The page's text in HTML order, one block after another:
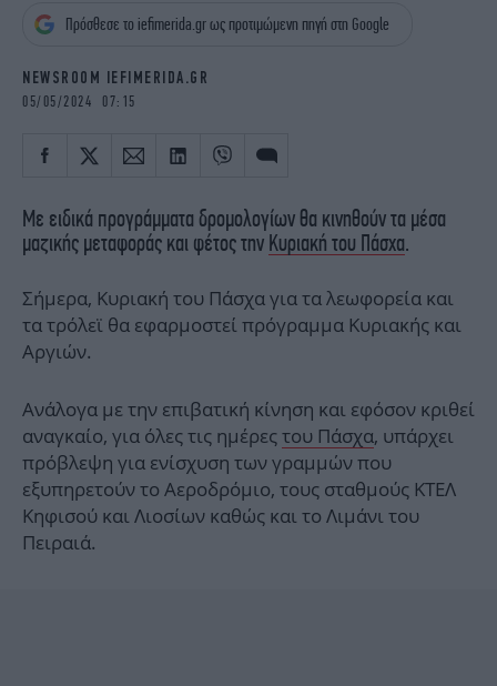
iBOOKS
MEDIA
Πρόσθεσε το iefimerida.gr ως προτιμώμενη πηγή στη Google
NEWSROOM IEFIMERIDA.GR
05/05/2024 07:15
Με ειδικά προγράμματα δρομολογίων θα κινηθούν τα μέσα
μαζικής μεταφοράς και φέτος την Κυριακή του Πάσχα.
Σήμερα, Κυριακή του Πάσχα για τα λεωφορεία και
τα τρόλεϊ θα εφαρμοστεί πρόγραμμα Κυριακής και
Αργιών.
Ανάλογα με την επιβατική κίνηση και εφόσον κριθεί
αναγκαίο, για όλες τις ημέρεςτου Πάσχα, υπάρχει
πρόβλεψη για ενίσχυση των γραμμών που
εξυπηρετούν το Αεροδρόμιο, τους σταθμούς ΚΤΕΛ
Κηφισού και Λιοσίων καθώς και το Λιμάνι του
Πειραιά.